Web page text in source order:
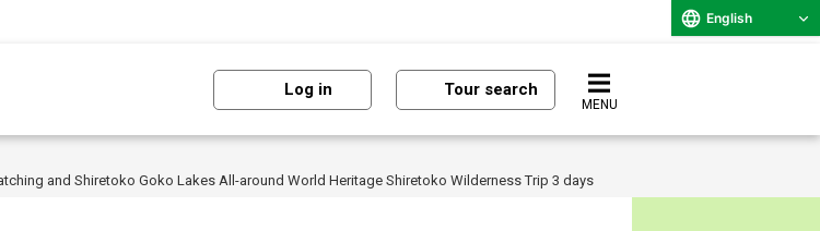
English
Log in Tour search
MENU
and Shiretoko Goko Lakes All-around World Heritage Shiretoko Wilderness Trip 3 days